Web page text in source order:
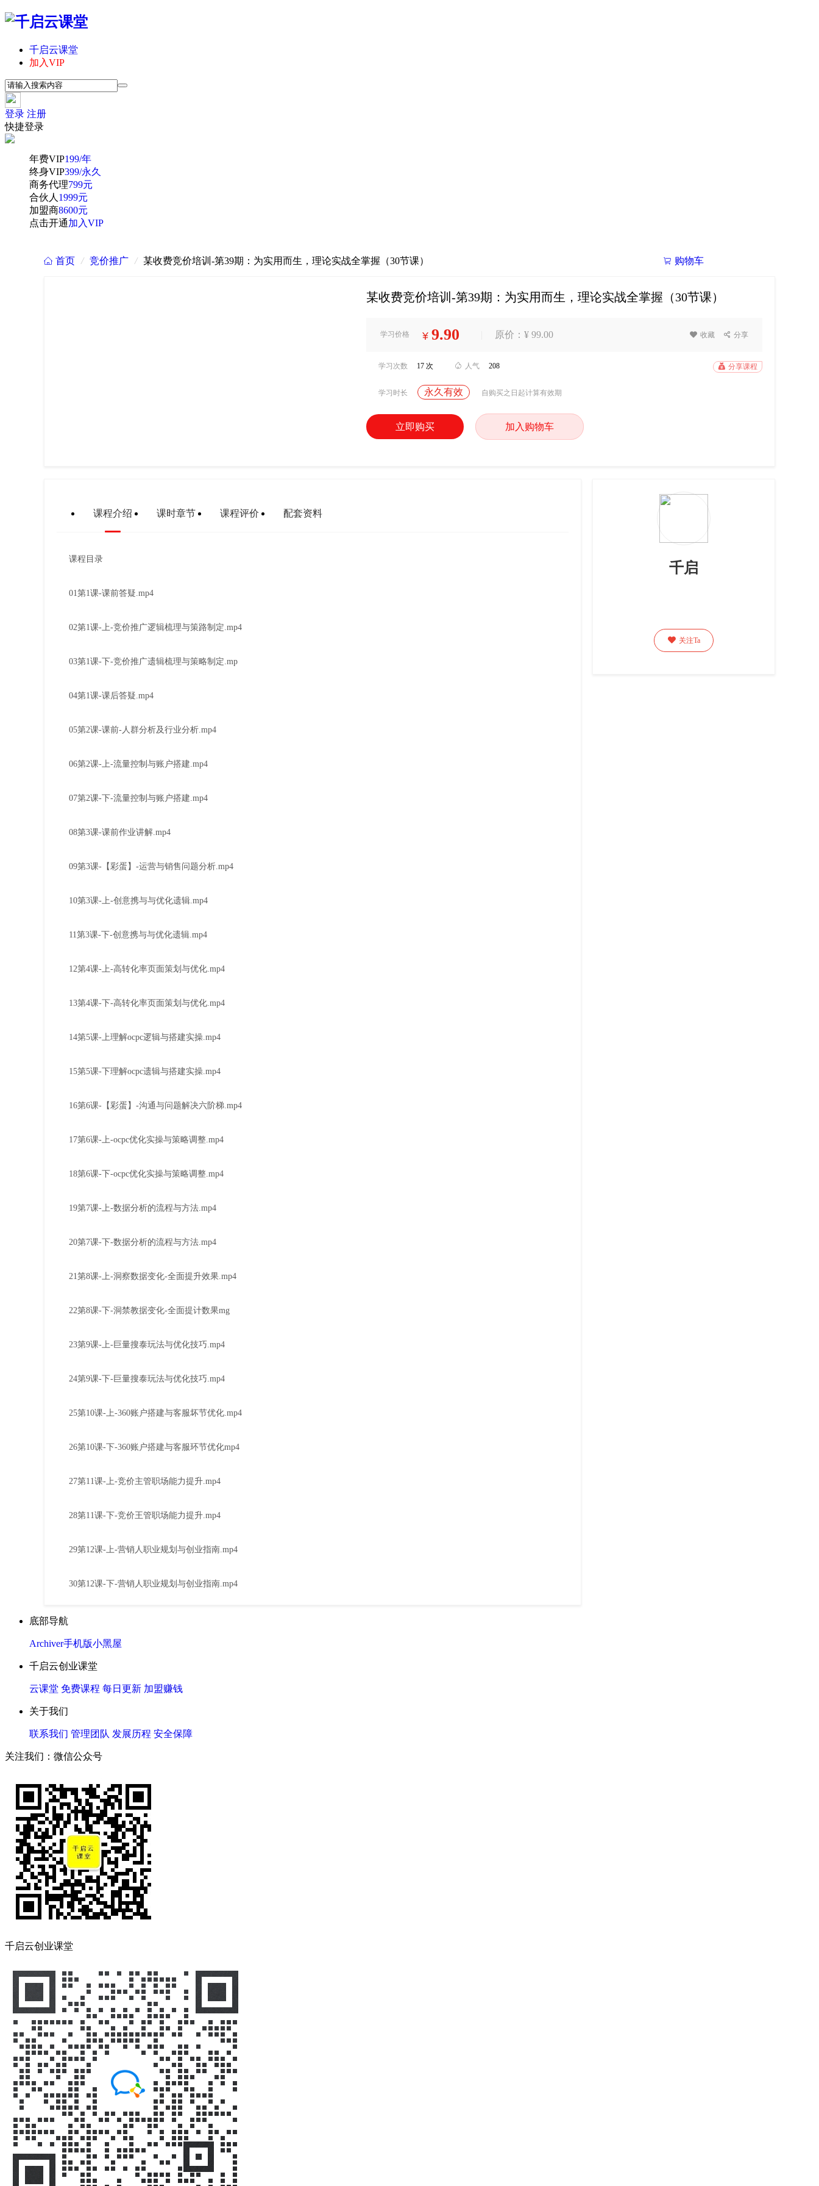
千启云课堂
加入VIP
登录 注册
快捷登录
年费VIP199/年
终身VIP399/永久
商务代理799元
合伙人 1999元
加盟商8600元
点击开通加入VIP
 购物车
 首页 / 竞价推广 / 某收费竞价培训-第39期：为实用而生，理论实战全掌握（30节课）
某收费竞价培训-第39期：为实用而生，理论实战全掌握（30节课）
学习价格 ¥ 9.90 原价：¥ 99.00  收藏  分享
学习次数 17 次  人气 208  分享课程
学习时长 永久有效 自购买之日起计算有效期
立即购买 加入购物车
课程介绍 课时章节 课程评价 配套资料
课程目录
01第1课-课前答疑.mp4
02第1课-上-竞价推广逻辑梳理与策路制定.mp4
03第1课-下-竞价推广遗辑梳理与策略制定.mp
04第1课-课后答疑.mp4
05第2课-课前-人群分析及行业分析.mp4
06第2课-上-流量控制与账户搭建.mp4
07第2课-下-流量控制与账户搭建.mp4
08第3课-课前作业讲解.mp4
09第3课-【彩蛋】-运营与销售问题分析.mp4
10第3课-上-创意携与与优化遗辑.mp4
11第3课-下-创意携与与优化遗辑.mp4
12第4课-上-高转化率页面策划与优化.mp4
13第4课-下-高转化率页面策划与优化.mp4
14第5课-上理解ocpc逻辑与搭建实操.mp4
15第5课-下理解ocpc遗辑与搭建实操.mp4
16第6课-【彩蛋】-沟通与问题解决六阶梯.mp4
17第6课-上-ocpc优化实操与策略调整.mp4
18第6课-下-ocpc优化实操与策略调整.mp4
19第7课-上-数据分析的流程与方法.mp4
20第7课-下-数据分析的流程与方法.mp4
21第8课-上-洞察数据变化-全面提升效果.mp4
22第8课-下-洞禁教据变化-全面提计数果mg
23第9课-上-巨量搜泰玩法与优化技巧.mp4
24第9课-下-巨量搜泰玩法与优化技巧.mp4
25第10课-上-360账户搭建与客服坏节优化.mp4
26第10课-下-360账户搭建与客服环节优化mp4
27第11课-上-竞价主管职场能力提升.mp4
28第11课-下-竞价王管职场能力提升.mp4
29第12课-上-营销人职业规划与创业指南.mp4
30第12课-下-营销人职业规划与创业指南.mp4
千启
 关注Ta
底部导航
Archiver手机版小黑屋
千启云创业课堂
云课堂 免费课程 每日更新 加盟赚钱
关于我们
联系我们 管理团队 发展历程 安全保障
关注我们：微信公众号
千启云创业课堂